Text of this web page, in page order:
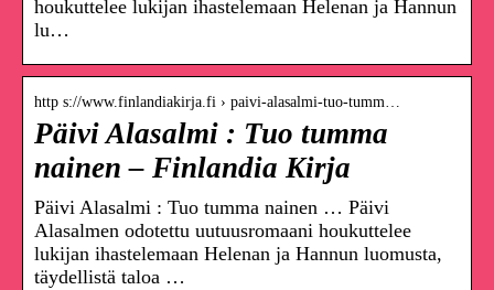
houkuttelee lukijan ihastelemaan Helenan ja Hannun
lu…
http s://www.finlandiakirja.fi › paivi-alasalmi-tuo-tumm…
Päivi Alasalmi : Tuo tumma
nainen – Finlandia Kirja
Päivi Alasalmi : Tuo tumma nainen … Päivi
Alasalmen odotettu uutuusromaani houkuttelee
lukijan ihastelemaan Helenan ja Hannun luomusta,
täydellistä taloa …